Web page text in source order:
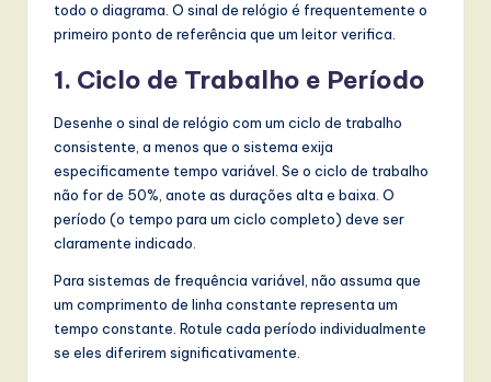
todo o diagrama. O sinal de relógio é frequentemente o
primeiro ponto de referência que um leitor verifica.
1. Ciclo de Trabalho e Período
Desenhe o sinal de relógio com um ciclo de trabalho
consistente, a menos que o sistema exija
especificamente tempo variável. Se o ciclo de trabalho
não for de 50%, anote as durações alta e baixa. O
período (o tempo para um ciclo completo) deve ser
claramente indicado.
Para sistemas de frequência variável, não assuma que
um comprimento de linha constante representa um
tempo constante. Rotule cada período individualmente
se eles diferirem significativamente.